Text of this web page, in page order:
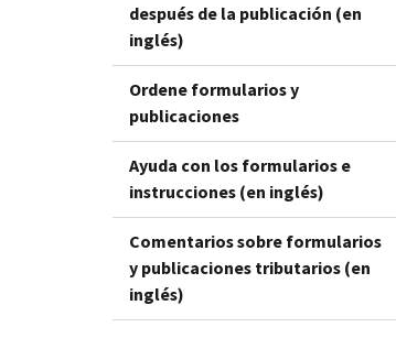
después de la publicación (en
inglés)
Ordene formularios y
publicaciones
Ayuda con los formularios e
instrucciones (en inglés)
Comentarios sobre formularios
y publicaciones tributarios (en
inglés)